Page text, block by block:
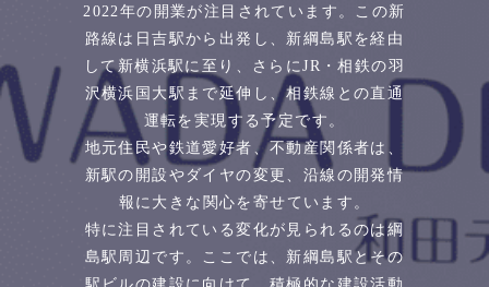
2022年の開業が注目されています。この新
路線は日吉駅から出発し、新綱島駅を経由
して新横浜駅に至り、さらにJR・相鉄の羽
沢横浜国大駅まで延伸し、相鉄線との直通
運転を実現する予定です。
地元住民や鉄道愛好者、不動産関係者は、
新駅の開設やダイヤの変更、沿線の開発情
報に大きな関心を寄せています。
特に注目されている変化が見られるのは綱
島駅周辺です。ここでは、新綱島駅とその